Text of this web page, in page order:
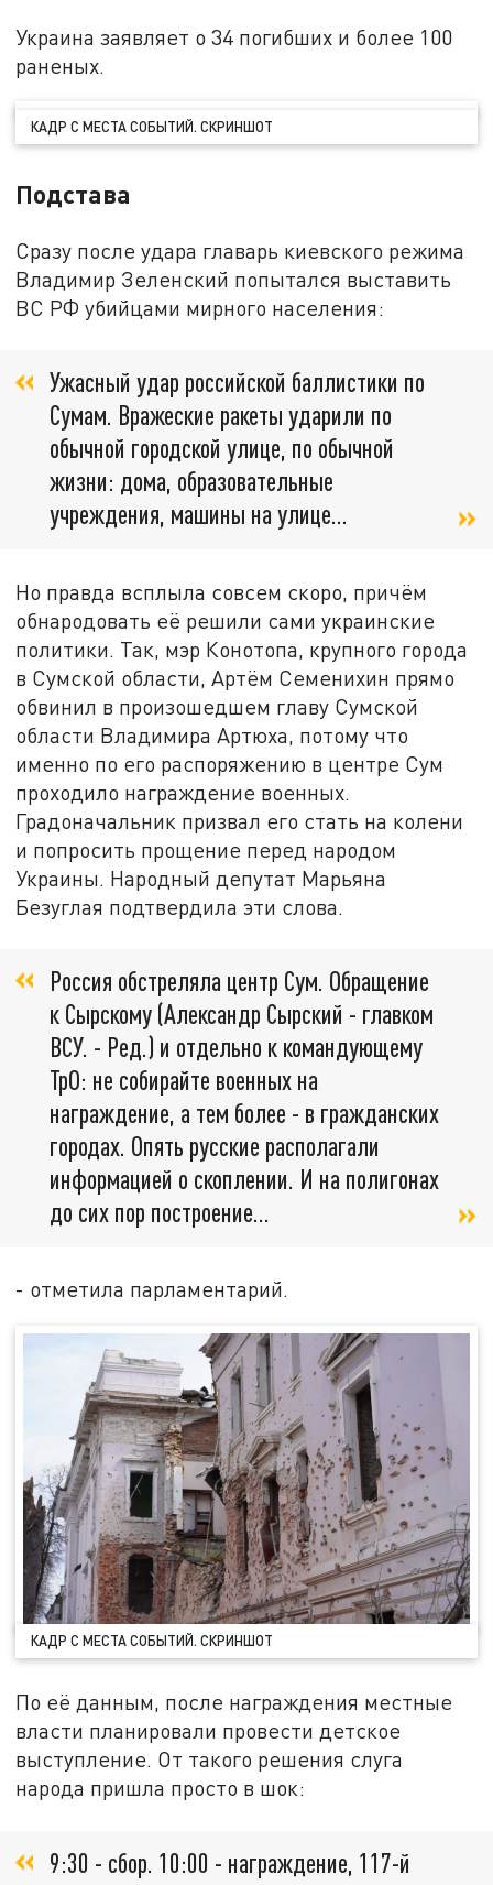
Украина заявляет о 34 погибших и более 100
раненых.
КАДР С МЕСТА СОБЫТИЙ. СКРИНШОТ
Подстава
Сразу после удара главарь киевского режима
Владимир Зеленский попытался выставить
ВС РФ убийцами мирного населения:
Ужасный удар российской баллистики по
Сумам. Вражеские ракеты ударили по
обычной городской улице, по обычной
жизни: дома, образовательные
учреждения, машины на улице...
Но правда всплыла совсем скоро, причём
обнародовать её решили сами украинские
политики. Так, мэр Конотопа, крупного города
в Сумской области, Артём Семенихин прямо
обвинил в произошедшем главу Сумской
области Владимира Артюха, потому что
именно по его распоряжению в центре Сум
проходило награждение военных.
Градоначальник призвал его стать на колени
и попросить прощение перед народом
Украины. Народный депутат Марьяна
Безуглая подтвердила эти слова.
Россия обстреляла центр Сум. Обращение
к Сырскому (Александр Сырский - главком
ВСУ. - Ред.) и отдельно к командующему
ТрО: не собирайте военных на
награждение, а тем более - в гражданских
городах. Опять русские располагали
информацией о скоплении. И на полигонах
до сих пор построение...
- отметила парламентарий.
КАДР С МЕСТА СОБЫТИЙ. СКРИНШОТ
По её данным, после награждения местные
власти планировали провести детское
выступление. От такого решения слуга
народа пришла просто в шок:
9:30 - сбор. 10:00 - награждение, 117-й